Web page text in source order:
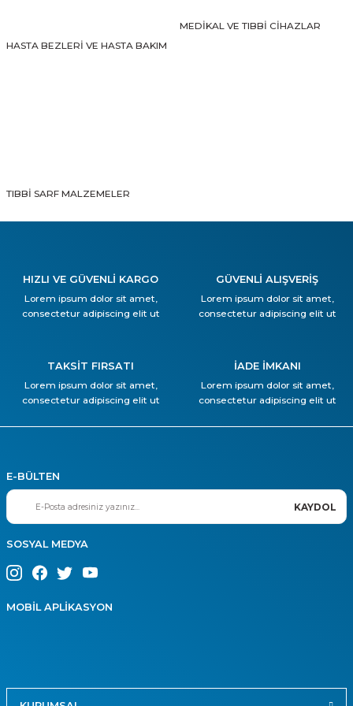
HASTA BEZLERİ VE HASTA BAKIM
MEDİKAL VE TIBBİ CİHAZLAR
TIBBİ SARF MALZEMELER
HIZLI VE GÜVENLİ KARGO
Lorem ipsum dolor sit amet,
consectetur adipiscing elit ut
GÜVENLİ ALIŞVERİŞ
Lorem ipsum dolor sit amet,
consectetur adipiscing elit ut
TAKSİT FIRSATI
Lorem ipsum dolor sit amet,
consectetur adipiscing elit ut
İADE İMKANI
Lorem ipsum dolor sit amet,
consectetur adipiscing elit ut
E-BÜLTEN
KAYDOL
SOSYAL MEDYA
MOBİL APLİKASYON